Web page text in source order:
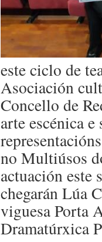
este ciclo de
Asociación
Concello de
arte escénica
no Multiúsos
actuación este
chegarán Lúa
viguesa Porta
Dramatúrxica